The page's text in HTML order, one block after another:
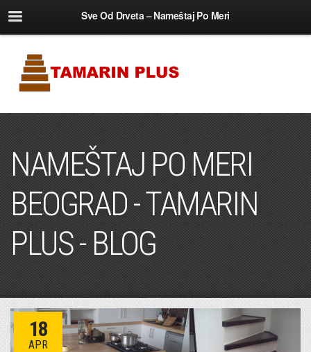
Sve Od Drveta – Nameštaj Po Meri
NAMEŠTAJ PO MERI
BEOGRAD - TAMARIN
PLUS - BLOG
18
APR